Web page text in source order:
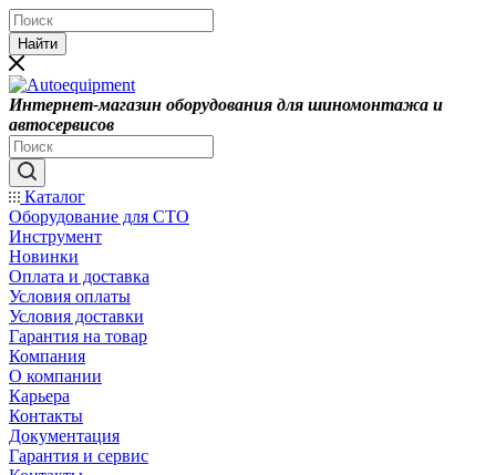
Найти
Интернет-магазин оборудования для шиномонтажа и
автосервисов
Каталог
Оборудование для СТО
Инструмент
Новинки
Оплата и доставка
Условия оплаты
Условия доставки
Гарантия на товар
Компания
О компании
Карьера
Контакты
Документация
Гарантия и сервис